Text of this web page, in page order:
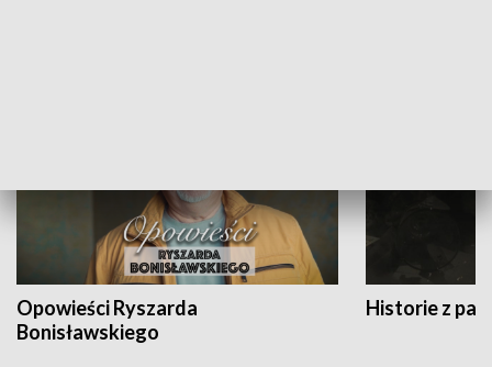
Opowieści Ryszarda
Bonisławskiego
Historie z